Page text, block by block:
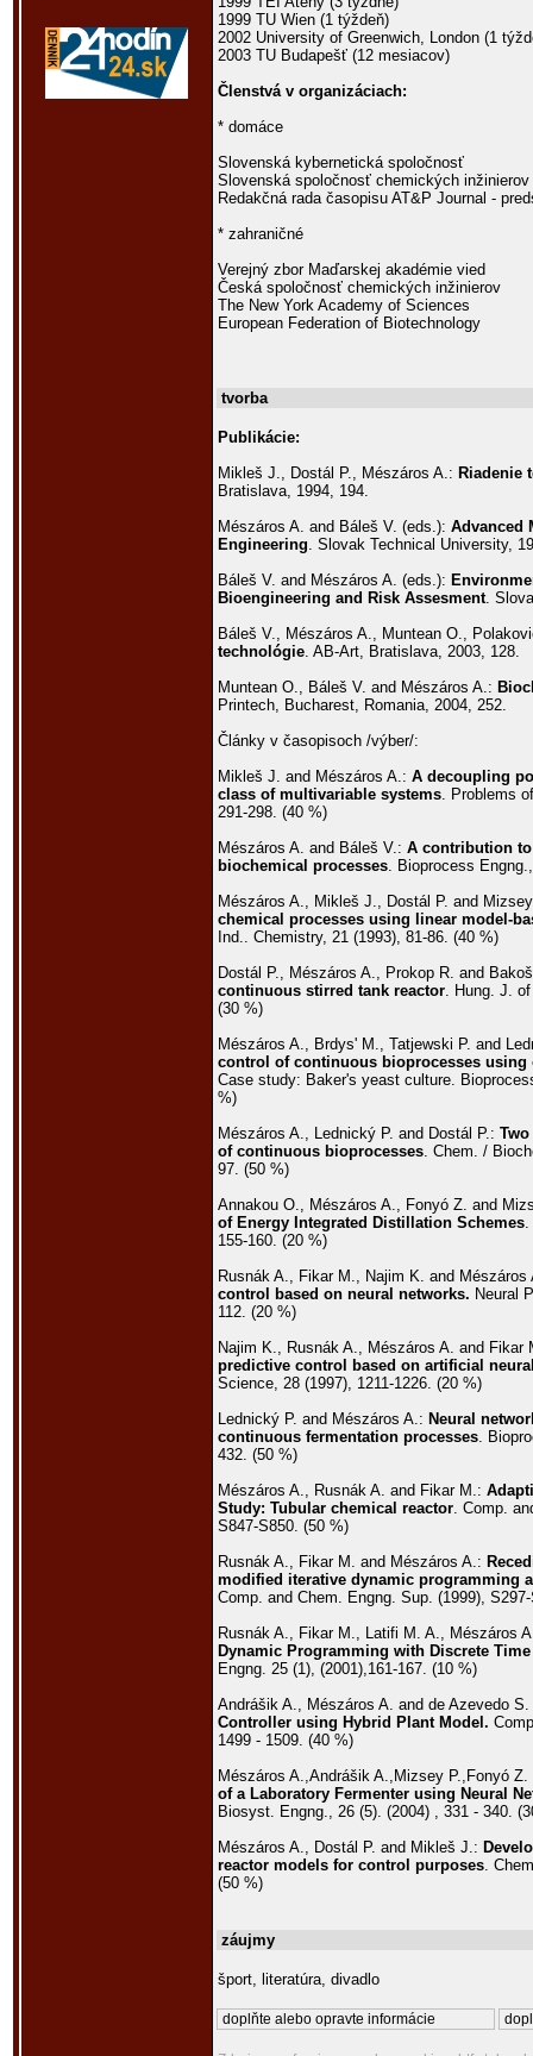
1999 TU Wien (1 týždeň)
2002 University of Greenwich, London (1
2003 TU Budapešť (12 mesiacov)
Členstvá v organizáciach:
* domáce
Slovenská kybernetická spoločnosť
Slovenská spoločnosť chemických inžinierov
Redakčná rada časopisu AT&P Journal -
* zahraničné
Verejný zbor Maďarskej akadémie vied
Česká spoločnosť chemických inžinierov
The New York Academy of Sciences
European Federation of Biotechnology
tvorba
Publikácie:
Mikleš J., Dostál P., Mészáros A.: Riadenie
Bratislava, 1994, 194.
Mészáros A. and Báleš V. (eds.): Advanced
Engineering. Slovak Technical University,
Báleš V. and Mészáros A. (eds.):
Bioengineering and Risk Assesment.
Báleš V., Mészáros A., Muntean O.,
technológie. AB-Art, Bratislava, 2003, 128.
Muntean O., Báleš V. and Mészáros A.:
Printech, Bucharest, Romania, 2004, 252.
Články v časopisoch /výber/:
Mikleš J. and Mészáros A.: A decoupling
class of multivariable systems. Problems
291-298. (40 %)
Mészáros A. and Báleš V.: A contribution
biochemical processes. Bioprocess
Mészáros A., Mikleš J., Dostál P. and
chemical processes using linear model-
Ind.. Chemistry, 21 (1993), 81-86. (40 %)
Dostál P., Mészáros A., Prokop R. and
continuous stirred tank reactor. Hung. J.
(30 %)
Mészáros A., Brdys' M., Tatjewski P. and
control of continuous bioprocesses
Case study: Baker's yeast culture.
%)
Mészáros A., Lednický P. and Dostál P.:
of continuous bioprocesses. Chem. /
97. (50 %)
Annakou O., Mészáros A., Fonyó Z. and
of Energy Integrated Distillation Schemes.
155-160. (20 %)
Rusnák A., Fikar M., Najim K. and
control based on neural networks. Neural
112. (20 %)
Najim K., Rusnák A., Mészáros A. and Fikar
predictive control based on artificial
Science, 28 (1997), 1211-1226. (20 %)
Lednický P. and Mészáros A.: Neural
continuous fermentation processes.
432. (50 %)
Mészáros A., Rusnák A. and Fikar M.:
Study: Tubular chemical reactor. Comp.
S847-S850. (50 %)
Rusnák A., Fikar M. and Mészáros A.:
modified iterative dynamic programming
Comp. and Chem. Engng. Sup. (1999),
Rusnák A., Fikar M., Latifi M. A., Mészáros
Dynamic Programming with Discrete
Engng. 25 (1), (2001),161-167. (10 %)
Andrášik A., Mészáros A. and de Azevedo
Controller using Hybrid Plant Model.
1499 - 1509. (40 %)
Mészáros A.,Andrášik A.,Mizsey P.,Fonyó
of a Laboratory Fermenter using Neural
Biosyst. Engng., 26 (5). (2004) , 331 - 340.
Mészáros A., Dostál P. and Mikleš J.:
reactor models for control purposes.
(50 %)
záujmy
šport, literatúra, divadlo
doplňte alebo opravte informácie